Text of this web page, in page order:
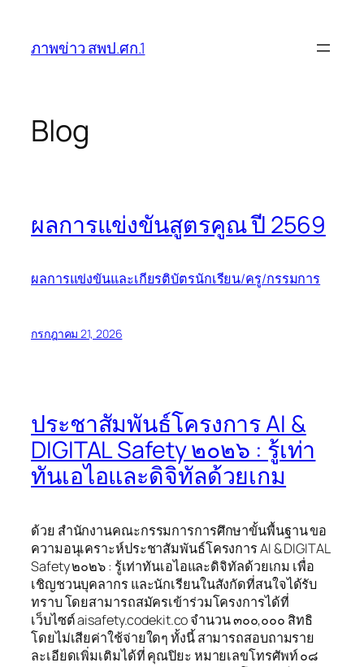
ภาพข่าว สพป.ศก.1
Blog
ผลการแข่งขันสูตรคูณ ปี 2569
ผลการแข่งขันและเกียรติบัตรนักเรียน/ครู/กรรมการ
กรกฎาคม 21, 2026
ประชาสัมพันธ์โครงการ AI &
DIGITAL Safety ๒๐๒๖ : รู้เท่า
ทันเอไอและดิจิทัลด้วยเกม
ด้วย สำนักงานคณะกรรมการการศึกษาขั้นพื้นฐาน ขอ
ความอนุเคราะห์ประชาสัมพันธ์โครงการ AI & DIGITAL
Safety ๒๐๒๖ : รู้เท่าทันเอไอและดิจิทัลด้วยเกม เพื่อ
เชิญชวนบุคลากร และนักเรียนในสังกัดที่สนใจได้รับ
ทราบ โดยสามารถสมัครเข้าร่วมโครงการได้ที่
เว็บไซต์ aisafety.codekit.co จำนวน ๓๐๐,๐๐๐ สิทธิ
โดยไม่เสียค่าใช้จ่ายใดๆ ทั้งนี้ สามารถสอบถามราย
ละเอียดเพิ่มเติมได้ที่ คุณปิยะ หมายเลขโทรศัพท์ ๐๘